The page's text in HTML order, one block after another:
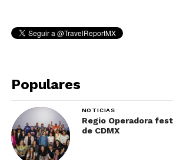
tradicional.
Atracciones,
Experiencias
Populares
NOTICIAS
Regio Operadora
de CDMX